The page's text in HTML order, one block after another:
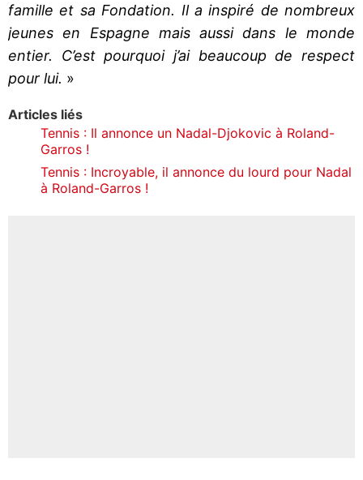
famille et sa Fondation. Il a inspiré de nombreux
jeunes en Espagne mais aussi dans le monde
entier. C’est pourquoi j’ai beaucoup de respect
pour lui. »
Articles liés
Tennis : Il annonce un Nadal-Djokovic à Roland-
Garros !
Tennis : Incroyable, il annonce du lourd pour Nadal
à Roland-Garros !